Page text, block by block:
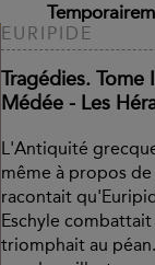
EURIPIDE
Tragédies.
Médée - Les
L'Antiquité
même à propos
racontait
Eschyle
triomphait au